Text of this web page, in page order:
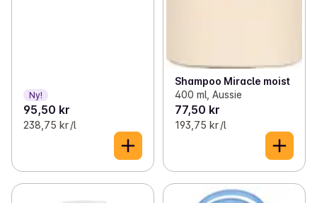
Ny!
95,50 kr
238,75 kr /l
Shampoo Miracle moist
400 ml, Aussie
77,50 kr
193,75 kr /l